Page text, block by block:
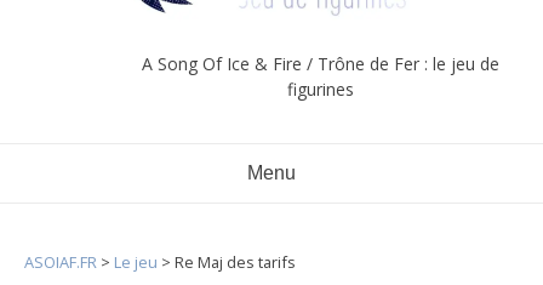
A Song Of Ice & Fire / Trône de Fer : le jeu de
figurines
Menu
ASOIAF.FR > Le jeu > Re Maj des tarifs